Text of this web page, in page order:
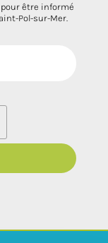
être informé
Pol-sur-Mer.